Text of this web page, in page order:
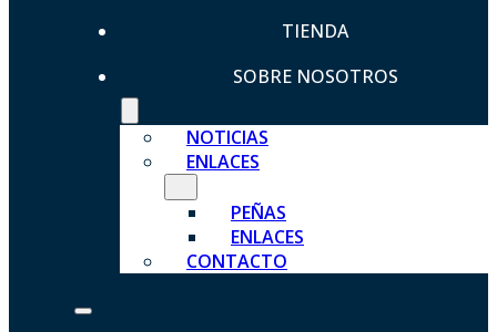
TIENDA
SOBRE NOSOTROS
NOTICIAS
ENLACES
PEÑAS
ENLACES
CONTACTO